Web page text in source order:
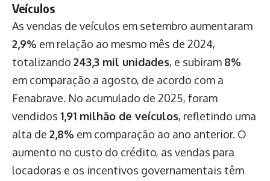
Veículos
As vendas de veículos em setembro aumentaram
2,9% em relação ao mesmo mês de 2024,
totalizando 243,3 mil unidades, e subiram 8%
em comparação a agosto, de acordo com a
Fenabrave. No acumulado de 2025, foram
vendidos 1,91 milhão de veículos, refletindo uma
alta de 2,8% em comparação ao ano anterior. O
aumento no custo do crédito, as vendas para
locadoras e os incentivos governamentais têm